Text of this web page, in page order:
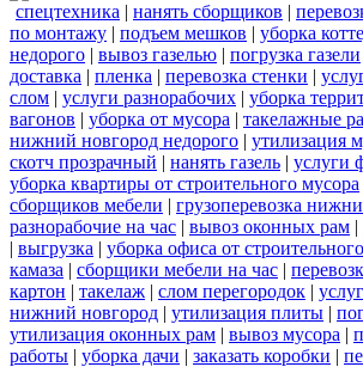
спецтехника | нанять сборщиков |
по монтажу | подъем мешков | уборка
недорого | вывоз газелью | погрузка газели
доставка | пленка | перевозка стенки |
слом | услуги разнорабочих | уборка
вагонов | уборка от мусора | такелажные
нижний новгород недорого | утилизация
скотч прозрачный | нанять газель | услуги
уборка квартиры от строительного мусора
сборщиков мебели | грузоперевозка
разнорабочие на час | вывоз оконных рам |
| выгрузка | уборка офиса от
камаза | сборщики мебели на час |
картон | такелаж | слом перегородок |
нижний новгород | утилизация плиты |
утилизация оконных рам | вывоз мусора |
работы | уборка дачи | заказать коробки |